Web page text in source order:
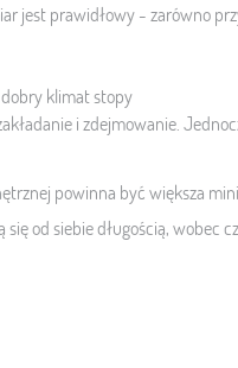
jest prawidłowy - zarówno
klimat stopy
i zdejmowanie.
powinna być większa
od siebie długością, wobec